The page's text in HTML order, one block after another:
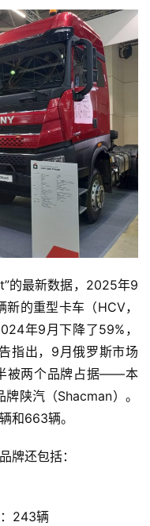
的最新数据，2025年9
的重型卡车（HCV，
年9月下降了59%，
指出，9月俄罗斯市场
被两个品牌占据——本
陕汽（Shacman）。
和663辆。
牌还包括：
243辆